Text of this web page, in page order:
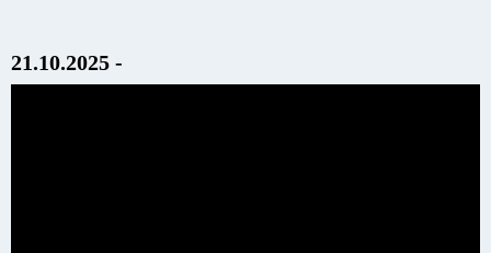
21.10.2025 -